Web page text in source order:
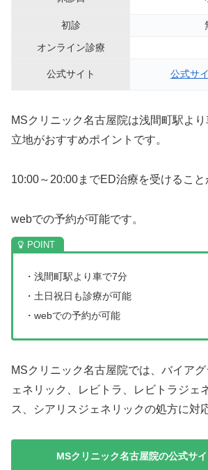
初診
オンライン診療
公式サイト 公式サ
MSクリニック名古屋院は浅間町駅よ
立地がおすすめポイントです。
10:00～20:00までED治療を受けること
webでの予約が可能です。
・浅間町駅より車で7分
・土日祝日も診療が可能
・webでの予約が可能
MSクリニック名古屋院では、バイア
ェネリック、レビトラ、レビトラジェ
ス、シアリスジェネリックの処方に対
MSクリニック名古屋院の公式サ